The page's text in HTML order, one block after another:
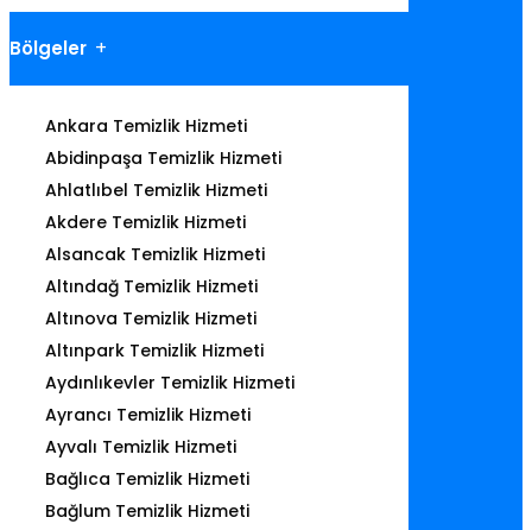
Bölgeler
Ankara Temizlik Hizmeti
Abidinpaşa Temizlik Hizmeti
Ahlatlıbel Temizlik Hizmeti
Akdere Temizlik Hizmeti
Alsancak Temizlik Hizmeti
Altındağ Temizlik Hizmeti
Altınova Temizlik Hizmeti
Altınpark Temizlik Hizmeti
Aydınlıkevler Temizlik Hizmeti
Ayrancı Temizlik Hizmeti
Ayvalı Temizlik Hizmeti
Bağlıca Temizlik Hizmeti
Bağlum Temizlik Hizmeti